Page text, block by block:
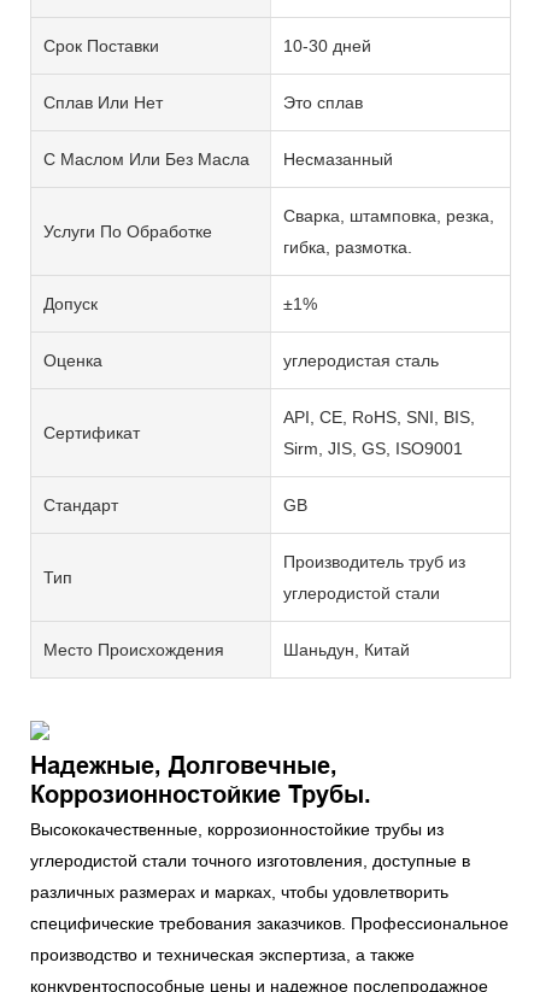
Срок Поставки 10-30 дней
Сплав Или Нет Это сплав
С Маслом Или Без Масла Несмазанный
Услуги По Обработке
Сварка, штамповка, резка,
гибка, размотка.
Допуск ±1%
Оценка углеродистая сталь
Сертификат
API, CE, RoHS, SNI, BIS,
Sirm, JIS, GS, ISO9001
Стандарт GB
Тип
Производитель труб из
углеродистой стали
Место Происхождения Шаньдун, Китай
Надежные, Долговечные,
Коррозионностойкие Трубы.
Высококачественные, коррозионностойкие трубы из
углеродистой стали точного изготовления, доступные в
различных размерах и марках, чтобы удовлетворить
специфические требования заказчиков. Профессиональное
производство и техническая экспертиза, а также
конкурентоспособные цены и надежное послепродажное